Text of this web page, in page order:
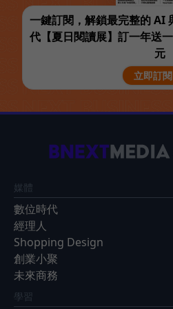
一鍵訂閱，解鎖最完整的 AI
代【夏日閱讀展】訂一年送
元
立即訂
媒體
數位時代
經理人
Shopping Design
創業小聚
未來商務
學習